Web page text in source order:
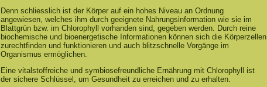
Denn schliesslich ist der Körper auf ein hohes Niveau an Ordnung
angewiesen, welches ihm durch geeignete Nahrungsinformation wie sie im
Blattgrün bzw. im Chlorophyll vorhanden sind, gegeben werden. Durch reine
biochemische und bioenergetische Informationen kön­nen sich die Körperzellen
zurechtfinden und funktionieren und auch blitzschnelle Vorgänge im
Organismus ermöglichen.
Eine vitalstoffreiche und symbiosefreundliche Ernährung mit Chlorophyll ist
der sichere Schlüssel, um Gesundheit zu erreichen und zu erhalten.